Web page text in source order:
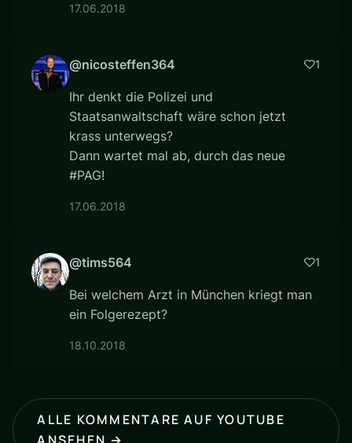
17.06.2018
@nicosteffen364 1
Ihr denkt die Polizei und
Staatsanwaltschaft wäre schon jetzt
krass unterwegs?
Dann wartet mal ab, durch das neue
#PAG!
17.06.2018
@tims564 1
Bei welchem Arzt in München kriegt man
ein Folgerezept?
18.10.2018
ALLE KOMMENTARE AUF YOUTUBE